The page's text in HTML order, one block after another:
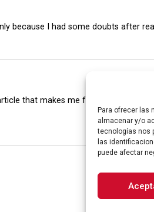
Para ofrecer las
almacenar y/o
tecnologías nos
las
puede afectar
because I had some doubts after
that makes me full of hope. Thank